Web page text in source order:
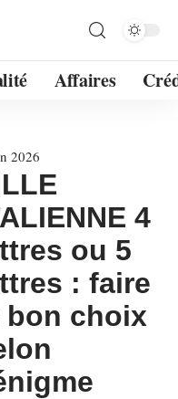
Affaires
2026
4
ou 5
: faire
bon choix